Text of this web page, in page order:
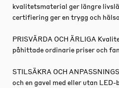
kvalitetsmaterial ger längre
certifiering ger en trygg och
PRISVÄRDA OCH ÄRLIGA
påhittade ordinarie priser och
STILSÄKRA OCH
och en gavel med eller utan